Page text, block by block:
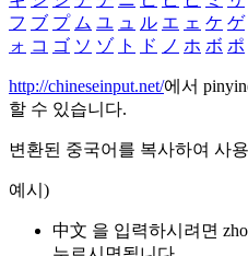
フ ブ プ ム ユ ュ ル エ ェ ケ ゲ
ォ コ ゴ ソ ゾ ト ド ノ ホ ボ ポ
http://chineseinput.net/에서
할 수 있습니다.
변환된 중국어를 복사하여 사
예시)
中文 을 입력하시려면